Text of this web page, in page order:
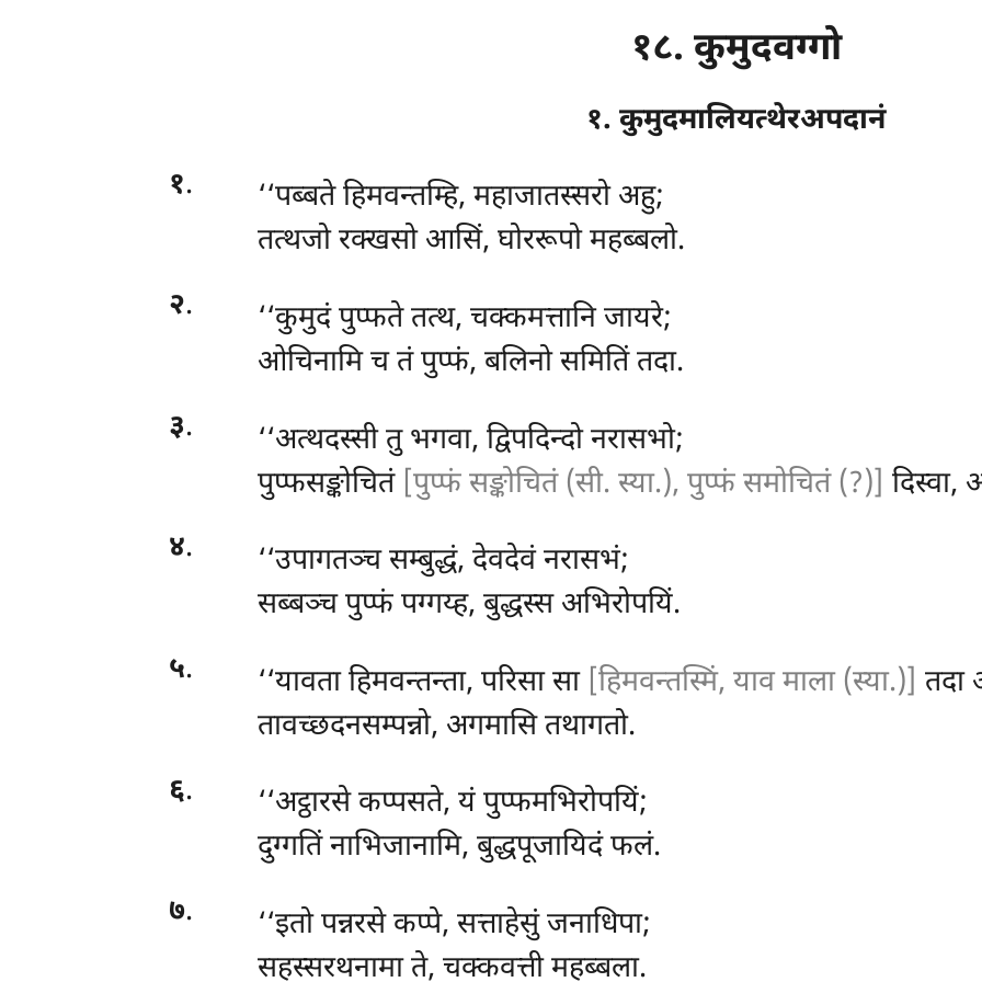
१८. कुमुदवग्गो
१. कुमुदमालियत्थेरअपदानं
१. ‘‘पब्बतेहिमवन्तम्हि, महाजातस्सरो अहु;
तत्थजो रक्खसो आसिं, घोररूपो महब्बलो.
२.
‘‘कुमुदं पुप्फते तत्थ, चक्कमत्तानि जायरे;
ओचिनामि च तं पुप्फं, बलिनो समितिं तदा.
३. ‘‘अत्थदस्सीतु भगवा, द्विपदिन्दो नरासभो;
पुप्फसङ्कोचितं [पुप्फं सङ्कोचितं (सी. स्या.), पुप्फं समोचितं (?)]
४.
‘‘उपागतञ्च सम्बुद्धं, देवदेवं नरासभं;
सब्बञ्च पुप्फं पग्गय्ह, बुद्धस्स अभिरोपयिं.
५. ‘‘यावता हिमवन्तन्ता, परिसा सा [हिमवन्तस्मिं, याव माला (स्या.)] तदा
तावच्छदनसम्पन्नो, अगमासि तथागतो.
६.
‘‘अट्ठारसे कप्पसते, यं पुप्फमभिरोपयिं;
दुग्गतिं नाभिजानामि, बुद्धपूजायिदं फलं.
७.
‘‘इतो पन्नरसे कप्पे, सत्ताहेसुं जनाधिपा;
सहस्सरथनामा ते, चक्कवत्ती महब्बला.